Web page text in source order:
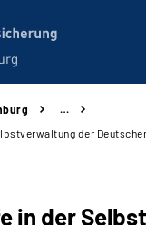
…
der
in der